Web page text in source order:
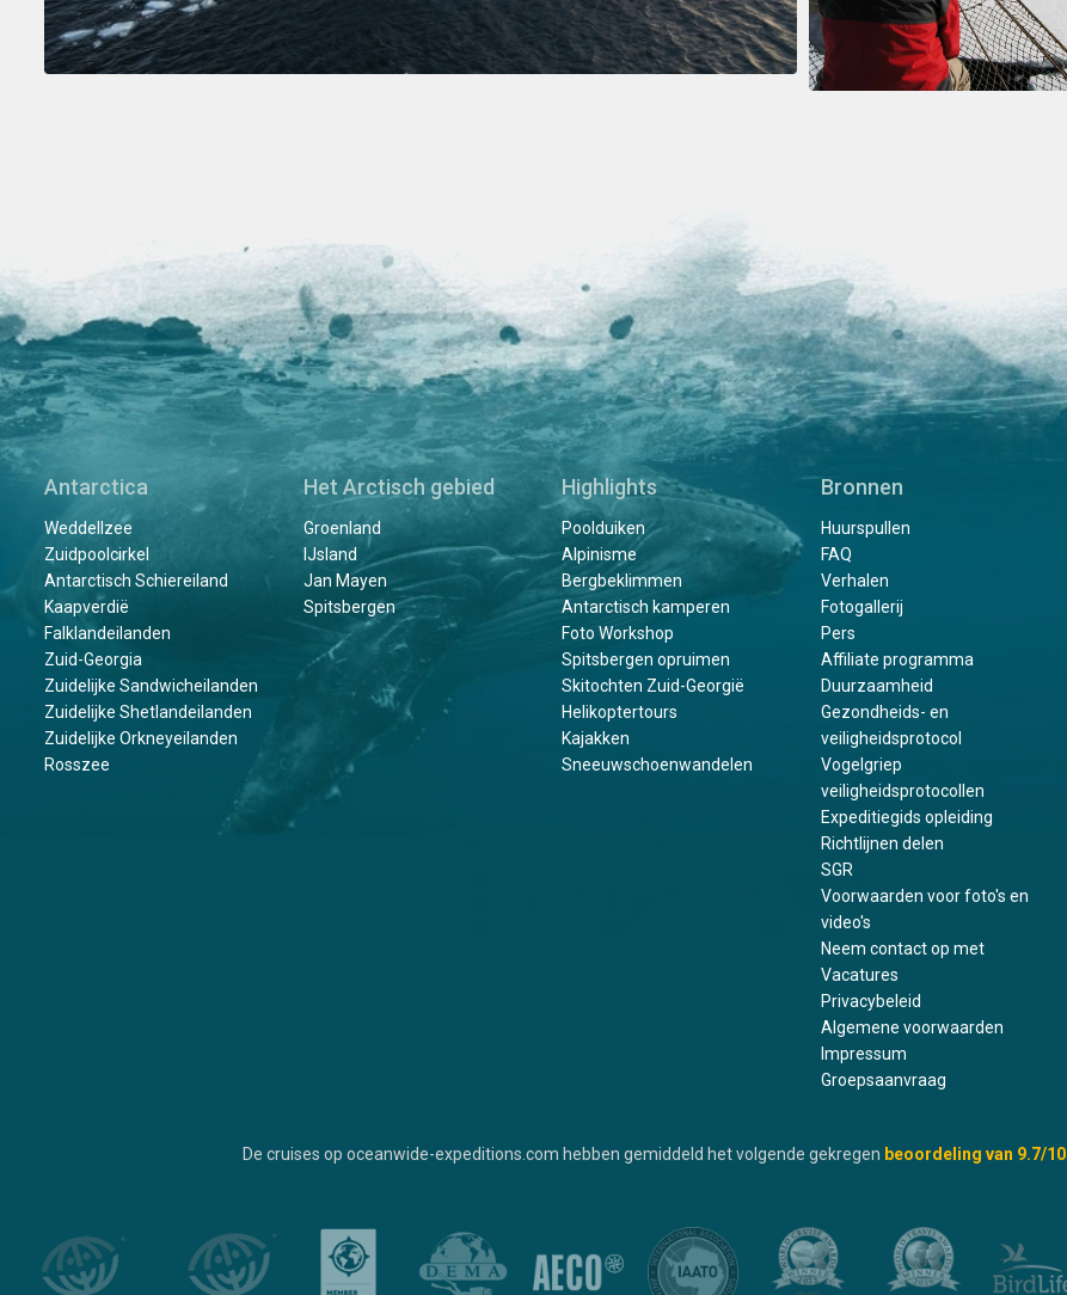
Antarctica
Weddellzee
Zuidpoolcirkel
Antarctisch Schiereiland
Kaapverdië
Falklandeilanden
Zuid-Georgia
Zuidelijke Sandwicheilanden
Zuidelijke Shetlandeilanden
Zuidelijke Orkneyeilanden
Rosszee
Het Arctisch gebied
Groenland
IJsland
Jan Mayen
Spitsbergen
Highlights
Poolduiken
Alpinisme
Bergbeklimmen
Antarctisch kamperen
Foto Workshop
Spitsbergen opruimen
Skitochten Zuid-Georgië
Helikoptertours
Kajakken
Sneeuwschoenwandelen
Bronnen
Huurspullen
FAQ
Verhalen
Fotogallerij
Pers
Affiliate programma
Duurzaamheid
Gezondheids- en
veiligheidsprotocol
Vogelgriep
veiligheidsprotocollen
Expeditiegids opleiding
Richtlijnen delen
SGR
Voorwaarden voor foto's en
video's
Neem contact op met
Vacatures
Privacybeleid
Algemene voorwaarden
Impressum
Groepsaanvraag
De cruises op oceanwide-expeditions.com hebben gemiddeld het volgende gekregen beoordeling van 9.7/10